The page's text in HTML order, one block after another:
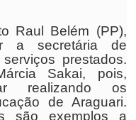
Raul Belém (PP),
a secretária de
prestados.
Sakai, pois,
realizando os
de Araguari.
são exemplos a